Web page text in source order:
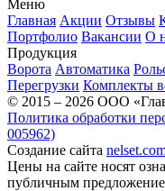
Меню
Главная Акции Отзывы
Портфолио Вакансии О
Продукция
Ворота Автоматика
Перегрузки Комплекты
© 2015 – 2026 ООО
Политика обработки
005962)
Создание сайта
Цены на сайте носят
публичным